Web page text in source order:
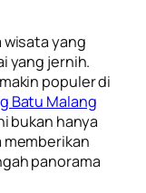
wisata yang
yang jernih.
populer di
Batu Malang
bukan hanya
panorama